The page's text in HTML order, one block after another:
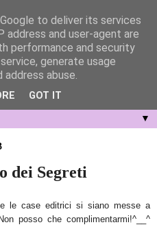
▼
dei Segreti
le case editrici si siano messe a
posso che complimentarmi!^__^
to deliver its services
address and user-agent are
performance and security
generate usage
abuse.
GOT IT